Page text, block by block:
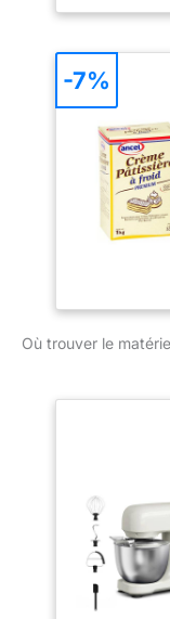
-7%
Où trouver le